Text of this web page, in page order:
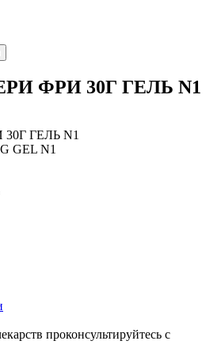
ФРИ 30Г ГЕЛЬ N1
ГЕЛЬ N1
GЕL N1
проконсультируйтесь с